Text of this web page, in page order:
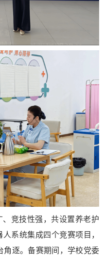
竞技性强，共设置养老护
系统集成四个竞赛项目，
角逐。备赛期间，学校党委